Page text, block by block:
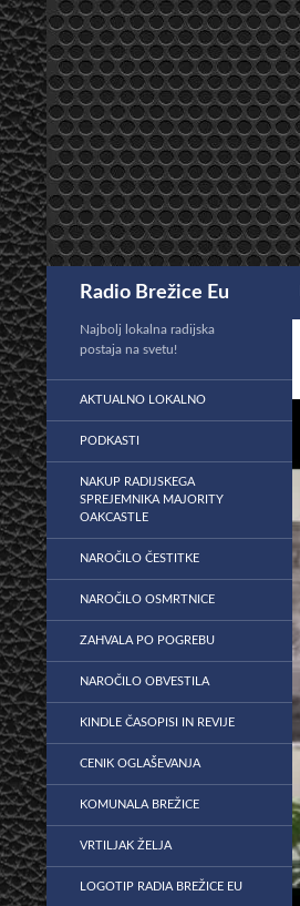
Preskoči
na
vsebino
Radio Brežice Eu
Najbolj lokalna radijska
postaja na svetu!
AKTUALNO LOKALNO
PODKASTI
NAKUP RADIJSKEGA
SPREJEMNIKA MAJORITY
OAKCASTLE
NAROČILO ČESTITKE
NAROČILO OSMRTNICE
ZAHVALA PO POGREBU
NAROČILO OBVESTILA
KINDLE ČASOPISI IN REVIJE
CENIK OGLAŠEVANJA
KOMUNALA BREŽICE
VRTILJAK ŽELJA
LOGOTIP RADIA BREŽICE EU